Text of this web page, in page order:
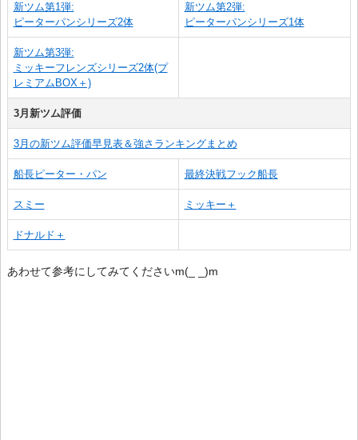
新ツム第1弾:
ピーターパンシリーズ2体
新ツム第2弾:
ピーターパンシリーズ1体
新ツム第3弾:
ミッキーフレンズシリーズ2体(プ
レミアムBOX＋)
3月新ツム評価
3月の新ツム評価早見表＆強さランキングまとめ
船長ピーター・パン 最終決戦フック船長
スミー ミッキー＋
ドナルド＋
あわせて参考にしてみてくださいm(_ _)m